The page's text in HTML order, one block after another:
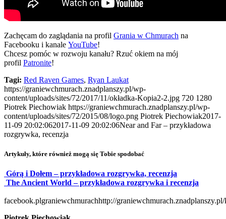
Zachęcam do zaglądania na profil Grania w Chmurach na
Facebooku i kanale YouTube!
Chcesz pomóc w rozwoju kanału? Rzuć okiem na mój
profil Patronite!
Tagi: Red Raven Games, Ryan Laukat
https://graniewchmurach.znadplanszy.pl/wp-
content/uploads/sites/72/2017/11/okładka-Kopia2-2.jpg 720 1280
Piotrek Piechowiak https://graniewchmurach.znadplanszy.pl/wp-
content/uploads/sites/72/2015/08/logo.png Piotrek Piechowiak2017-
11-09 20:02:062017-11-09 20:02:06Near and Far – przykładowa
rozgrywka, recenzja
Artykuły, które również mogą się Tobie spodobać
Górą i Dołem – przykładowa rozgrywka, recenzja
The Ancient World – przykładowa rozgrywka i recenzja
facebook.plgraniewchmurachhttp://